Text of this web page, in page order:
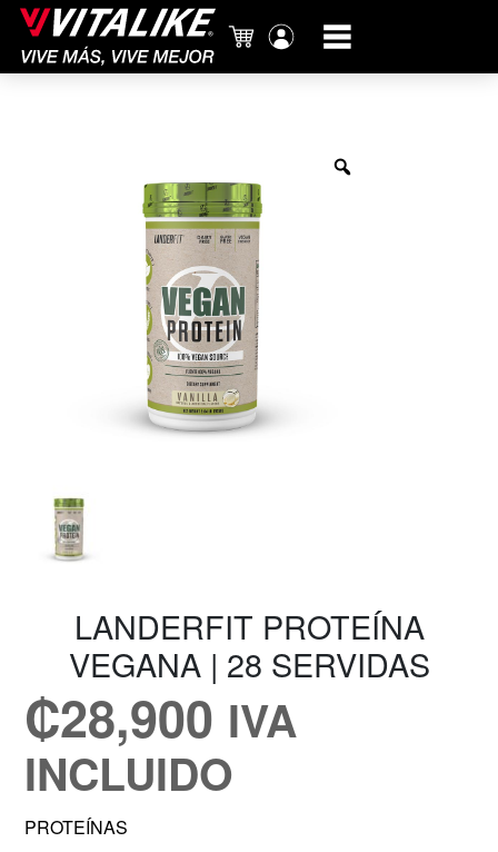
Carrito
cuenta
LANDERFIT PROTEÍNA
VEGANA | 28 SERVIDAS
₡28,900 IVA
INCLUIDO
PROTEÍNAS